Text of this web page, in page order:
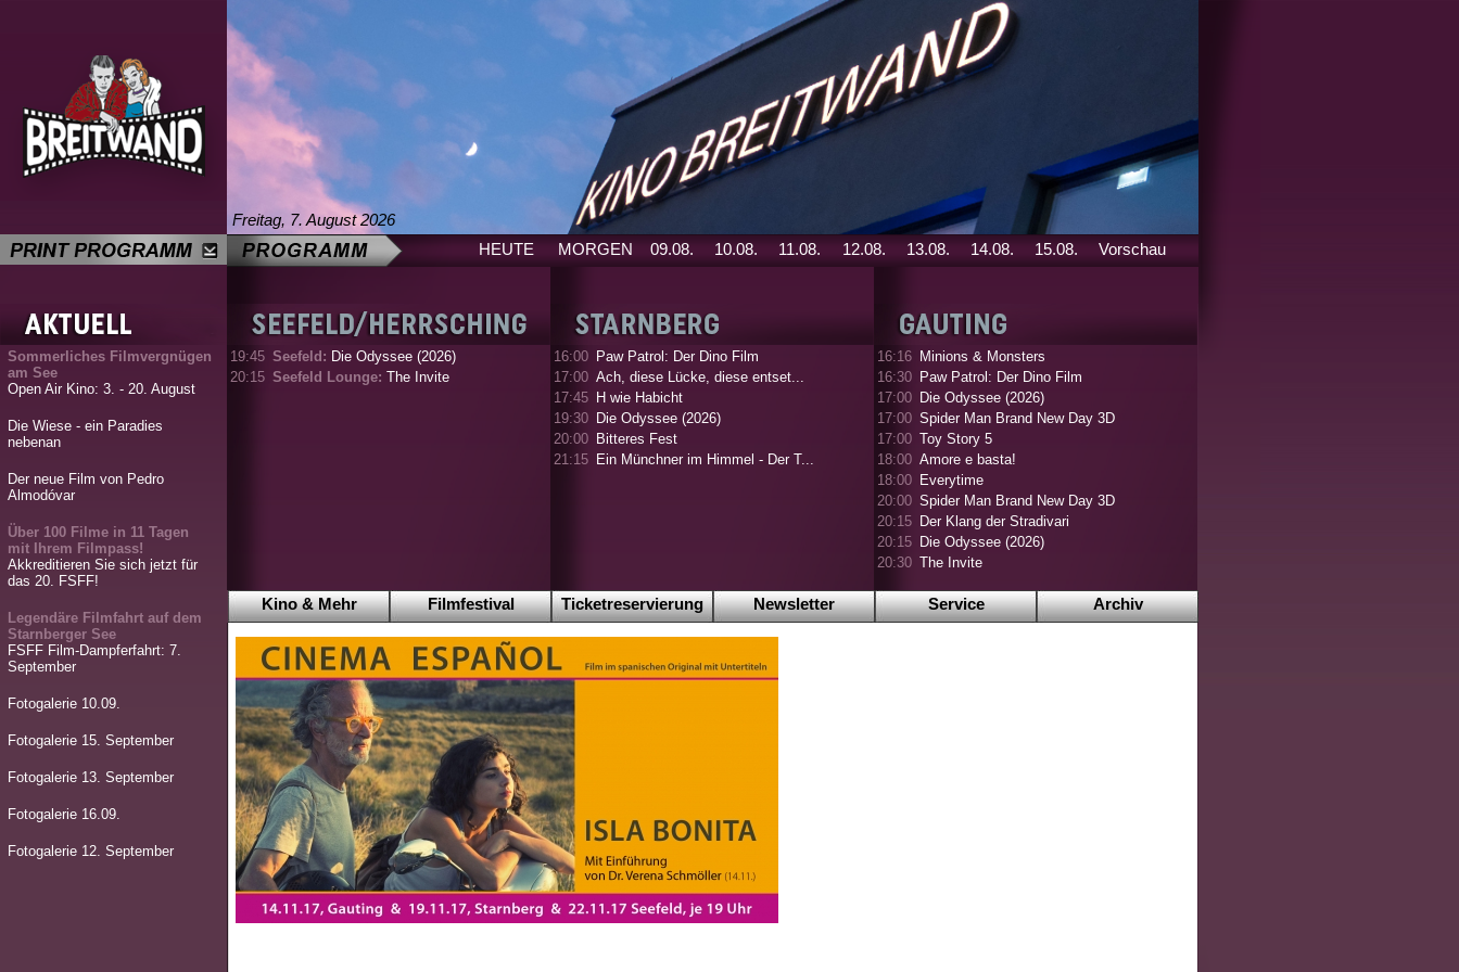
Freitag, 7. August 2026
HEUTE
MORGEN 09.08. 10.08. 11.08. 12.08. 13.08. 14.08. 15.08. Vorschau
Sommerliches Filmvergnügen
am See
Open Air Kino: 3. - 20. August
Die Wiese - ein Paradies
nebenan
Der neue Film von Pedro
Almodóvar
Über 100 Filme in 11 Tagen
mit Ihrem Filmpass!
Akkreditieren Sie sich jetzt für
das 20. FSFF!
Legendäre Filmfahrt auf dem
Starnberger See
FSFF Film-Dampferfahrt: 7.
September
Fotogalerie 10.09.
Fotogalerie 15. September
Fotogalerie 13. September
Fotogalerie 16.09.
Fotogalerie 12. September
19:45 Seefeld: Die Odyssee (2026)
20:15 Seefeld Lounge: The Invite
16:00 Paw Patrol: Der Dino Film
17:00 Ach, diese Lücke, diese entset...
17:45 H wie Habicht
19:30 Die Odyssee (2026)
20:00 Bitteres Fest
21:15 Ein Münchner im Himmel - Der T...
16:16 Minions & Monsters
16:30 Paw Patrol: Der Dino Film
17:00 Die Odyssee (2026)
17:00 Spider Man Brand New Day 3D
17:00 Toy Story 5
18:00 Amore e basta!
18:00 Everytime
20:00 Spider Man Brand New Day 3D
20:15 Der Klang der Stradivari
20:15 Die Odyssee (2026)
20:30 The Invite
Kino & Mehr Filmfestival Ticketreservierung Newsletter Service Archiv